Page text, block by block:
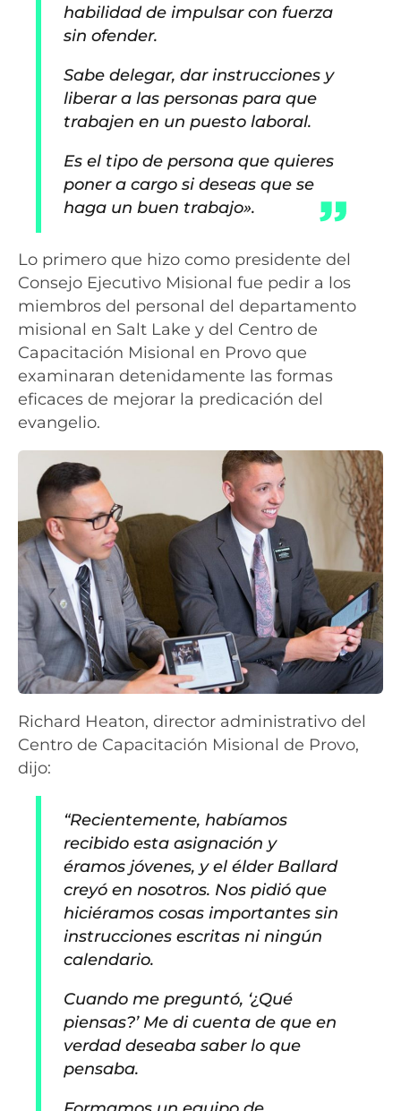
habilidad de impulsar con fuerza
sin ofender.
Sabe delegar, dar instrucciones y
liberar a las personas para que
trabajen en un puesto laboral.
Es el tipo de persona que quieres
poner a cargo si deseas que se
haga un buen trabajo».
Lo primero que hizo como presidente del
Consejo Ejecutivo Misional fue pedir a los
miembros del personal del departamento
misional en Salt Lake y del Centro de
Capacitación Misional en Provo que
examinaran detenidamente las formas
eficaces de mejorar la predicación del
evangelio.
Richard Heaton, director administrativo del
Centro de Capacitación Misional de Provo,
dijo:
“Recientemente, habíamos
recibido esta asignación y
éramos jóvenes, y el élder Ballard
creyó en nosotros. Nos pidió que
hiciéramos cosas importantes sin
instrucciones escritas ni ningún
calendario.
Cuando me preguntó, ‘¿Qué
piensas?’ Me di cuenta de que en
verdad deseaba saber lo que
pensaba.